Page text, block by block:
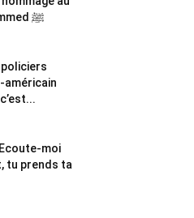
Prophète Mohammed ﷺ
moi
tu prends ta